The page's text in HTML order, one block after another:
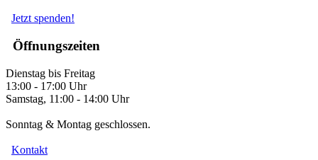
Jetzt spenden!
Öffnungszeiten
Dienstag bis Freitag
13:00 - 17:00 Uhr
Samstag, 11:00 - 14:00 Uhr
Sonntag & Montag geschlossen.
Kontakt